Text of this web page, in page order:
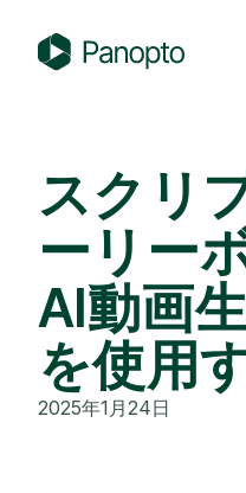
o
o
スクリ
ーリー
AI動画
を使用
2025年1月24日